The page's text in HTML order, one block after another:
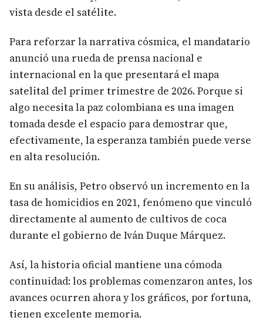
vista desde el satélite.
Para reforzar la narrativa cósmica, el mandatario
anunció una rueda de prensa nacional e
internacional en la que presentará el mapa
satelital del primer trimestre de 2026. Porque si
algo necesita la paz colombiana es una imagen
tomada desde el espacio para demostrar que,
efectivamente, la esperanza también puede verse
en alta resolución.
En su análisis, Petro observó un incremento en la
tasa de homicidios en 2021, fenómeno que vinculó
directamente al aumento de cultivos de coca
durante el gobierno de Iván Duque Márquez.
Así, la historia oficial mantiene una cómoda
continuidad: los problemas comenzaron antes, los
avances ocurren ahora y los gráficos, por fortuna,
tienen excelente memoria.